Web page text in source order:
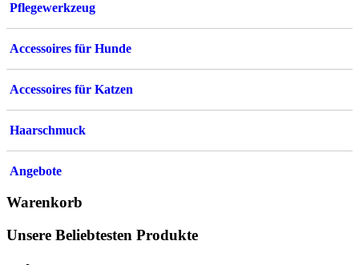
Pflegewerkzeug
Accessoires für Hunde
Accessoires für Katzen
Haarschmuck
Angebote
Warenkorb
Unsere Beliebtesten Produkte